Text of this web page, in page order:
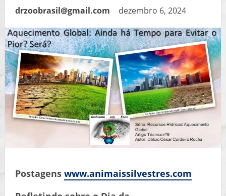
drzoobrasil@gmail.com dezembro 6, 2024
Postagens www.animaissilvestres.com